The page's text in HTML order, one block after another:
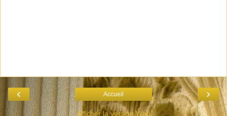
‹ ›
Accueil
Afficher la version Web